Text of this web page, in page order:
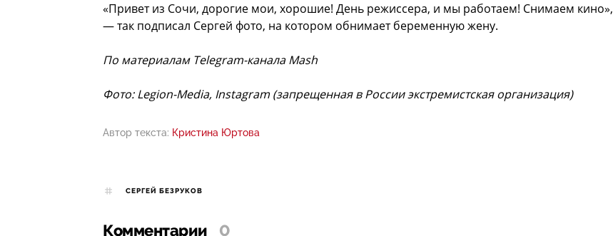
«Привет из Сочи, дорогие мои, хорошие! День режиссера, и мы работаем! Снимаем кино»,
— так подписал Сергей фото, на котором обнимает беременную жену.
По материалам Telegram-канала Mash
Фото: Legion-Media, Instagram (запрещенная в России экстремистская организация)
Автор текста: Кристина Юртова
СЕРГЕЙ БЕЗРУКОВ
Комментарии 0